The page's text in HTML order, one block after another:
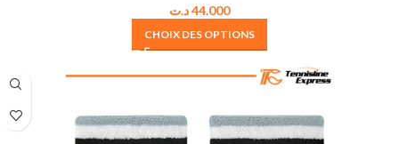
44.000د.ت
CHOIX DES OPTIONS